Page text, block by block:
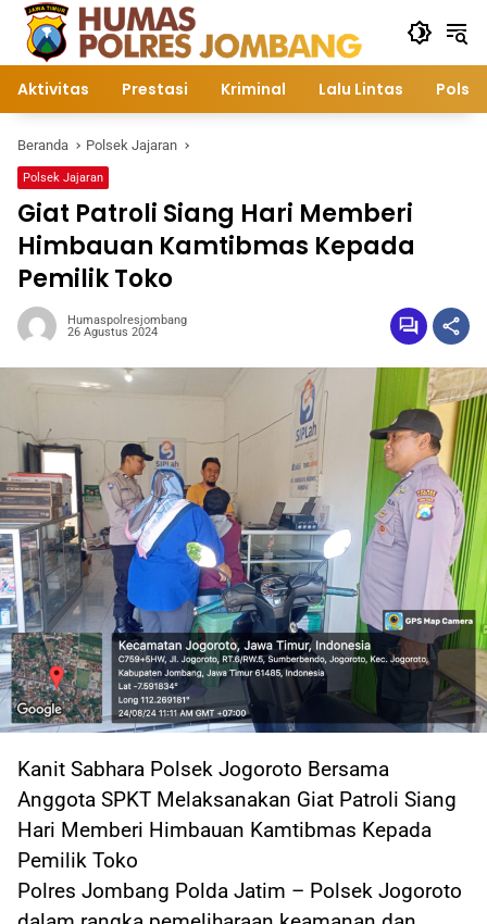
Langsung
konten
Aktivitas Prestasi Kriminal Lalu Lintas
Beranda Polsek Jajaran
Polsek Jajaran
Giat Patroli Siang Hari Memberi
Himbauan Kamtibmas Kepada
Pemilik Toko
Humaspolresjombang
26 Agustus 2024
Kanit Sabhara Polsek Jogoroto Bersama
Anggota SPKT Melaksanakan Giat Patroli Siang
Hari Memberi Himbauan Kamtibmas Kepada
Pemilik Toko
Polres Jombang Polda Jatim – Polsek Jogoroto